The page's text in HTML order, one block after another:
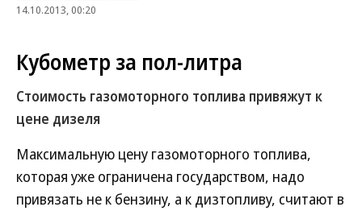
14.10.2013, 00:20
Кубометр за пол-литра
Стоимость газомоторного топлива привяжут к
цене дизеля
Максимальную цену газомоторного топлива,
которая уже ограничена государством, надо
привязать не к бензину, а к дизтопливу, считают в